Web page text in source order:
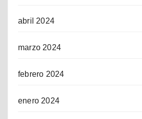
abril 2024
marzo 2024
febrero 2024
enero 2024